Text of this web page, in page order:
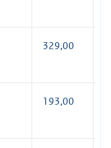
329,00
193,00